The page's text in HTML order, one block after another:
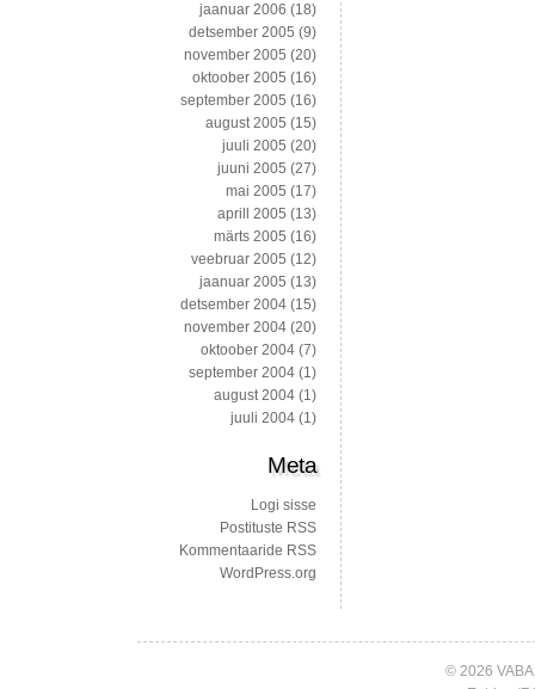
jaanuar 2006 (18)
detsember 2005 (9)
november 2005 (20)
oktoober 2005 (16)
september 2005 (16)
august 2005 (15)
juuli 2005 (20)
juuni 2005 (27)
mai 2005 (17)
aprill 2005 (13)
märts 2005 (16)
veebruar 2005 (12)
jaanuar 2005 (13)
detsember 2004 (15)
november 2004 (20)
oktoober 2004 (7)
september 2004 (1)
august 2004 (1)
juuli 2004 (1)
Meta
Logi sisse
Postituste RSS
Kommentaaride RSS
WordPress.org
© 2026